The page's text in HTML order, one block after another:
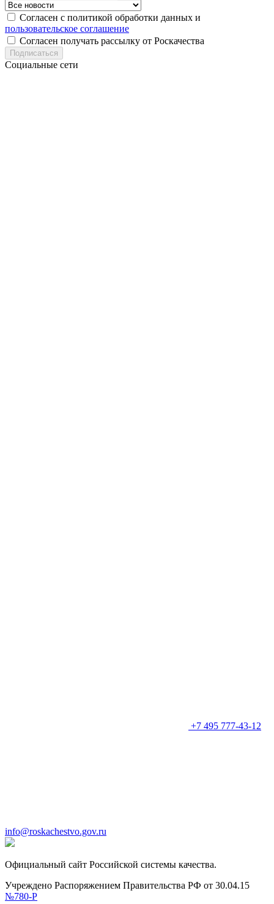
Согласен с политикой обработки данных и
пользовательское соглашение
Согласен получать рассылку от Роскачества
Подписаться
Социальные сети
+7 495 777-43-12
info@roskachestvo.gov.ru
Официальный сайт Российской системы качества.
Учреждено Распоряжением Правительства РФ от 30.04.15
№780-Р